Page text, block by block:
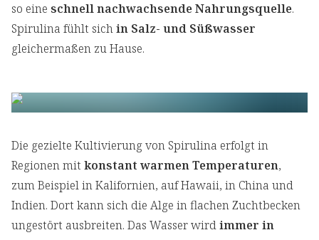
so eine schnell nachwachsende Nahrungsquelle.
Spirulina fühlt sichin Salz- und Süßwasser
gleichermaßen zu Hause.
Die gezielte Kultivierung von Spirulina erfolgt in
Regionen mit konstant warmen Temperaturen,
zum Beispiel in Kalifornien, auf Hawaii, in China und
Indien. Dort kann sich die Alge in flachen Zuchtbecken
ungestört ausbreiten. Das Wasser wirdimmer in